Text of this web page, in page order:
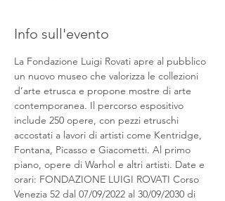
Info sull'evento
La Fondazione Luigi Rovati apre al pubblico
un nuovo museo che valorizza le collezioni
d’arte etrusca e propone mostre di arte
contemporanea. Il percorso espositivo
include 250 opere, con pezzi etruschi
accostati a lavori di artisti come Kentridge,
Fontana, Picasso e Giacometti. Al primo
piano, opere di Warhol e altri artisti. Date e
orari: FONDAZIONE LUIGI ROVATI Corso
Venezia 52 dal 07/09/2022 al 30/09/2030 di